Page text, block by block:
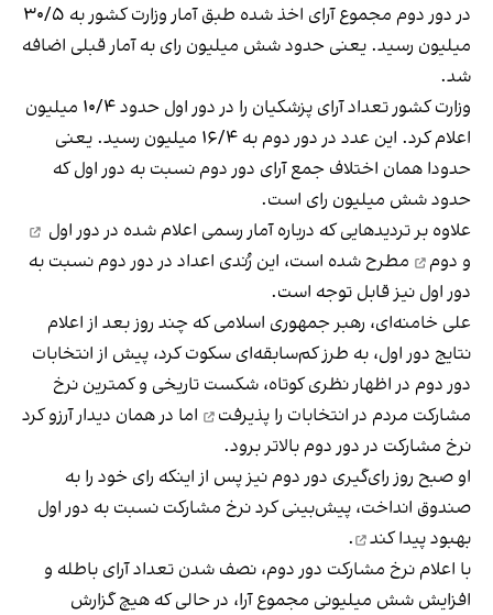
در دور دوم مجموع آرای اخذ شده طبق آمار وزارت کشور به ۳۰/۵
میلیون رسید. یعنی حدود شش میلیون رای به آمار قبلی اضافه
شد.
وزارت کشور تعداد آرای پزشکیان را در دور اول حدود ۱۰/۴ میلیون
اعلام کرد. این عدد در دور دوم به ۱۶/۴ میلیون رسید. یعنی
حدودا همان اختلاف جمع آرای دور دوم نسبت به دور اول که
حدود شش میلیون رای است.
علاوه بر تردید‌هایی که درباره آمار رسمی اعلام شده در دوراول
و دوم
مطرح شده است، این رُندی اعداد در دور دوم نسبت به
دور اول نیز قابل توجه است.
علی خامنه‌ای، رهبر جمهوری اسلامی که چند روز بعد از اعلام
نتایج دور اول، به طرز کم‌سابقه‌ای سکوت کرد، پیش از انتخابات
دور دوم در اظهار نظری کوتاه، شکست تاریخی و کمترین نرخ
مشارکت مردم در انتخابات را پذیرفت
اما در همان دیدار آرزو کرد
نرخ مشارکت در دور دوم بالاتر برود.
او صبح روز رای‌گیری دور دوم نیز پس از اینکه رای خود را به
صندوق انداخت، پیش‌بینی کرد نرخ مشارکت نسبت به دور اول
بهبود پیدا کند
.
با اعلام نرخ مشارکت دور دوم، نصف شدن تعداد آرای باطله و
افزایش شش میلیونی مجموع آرا، در حالی که هیچ گزارش